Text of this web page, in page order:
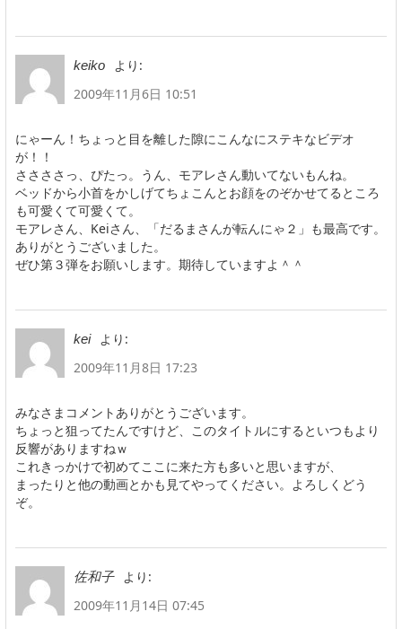
keiko
より:
2009年11月6日 10:51
にゃーん！ちょっと目を離した隙にこんなにステキなビデオ
が！！
ささささっ、ぴたっ。うん、モアレさん動いてないもんね。
ベッドから小首をかしげてちょこんとお顔をのぞかせてるところ
も可愛くて可愛くて。
モアレさん、Keiさん、「だるまさんが転んにゃ２」も最高です。
ありがとうございました。
ぜひ第３弾をお願いします。期待していますよ＾＾
kei
より:
2009年11月8日 17:23
みなさまコメントありがとうございます。
ちょっと狙ってたんですけど、このタイトルにするといつもより
反響がありますねｗ
これきっかけで初めてここに来た方も多いと思いますが、
まったりと他の動画とかも見てやってください。よろしくどう
ぞ。
佐和子
より:
2009年11月14日 07:45